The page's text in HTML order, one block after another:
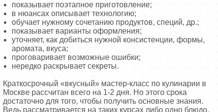
показывает поэтапное приготовление;
в нюансах описывает технологию;
обучает нужному сочетанию продуктов, специй, др.;
показывает варианты оформления;
уточняет, как добиться нужной консистенции, формы,
аромата, вкуса;
проговаривает возможные ошибки;
нередко раскрывает секреты.
Краткосрочный «вкусный» мастер-класс по кулинарии в
Москве рассчитан всего на 1-2 дня. Но этого срока
достаточно для того, чтобы получить основные знания.
Ведь рассматривается на таких курсах либо одно блюдо,